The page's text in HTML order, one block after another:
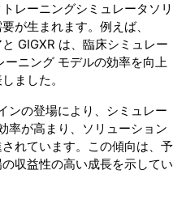
レーニングシミュレータソリ
が生まれます。例えば、
GIGXR は、臨床シミュレー
ニング モデルの効率を向上
ました。
ンの登場により、シミュレー
率が高まり、ソリューション
れています。この傾向は、予
収益性の高い成長を示してい